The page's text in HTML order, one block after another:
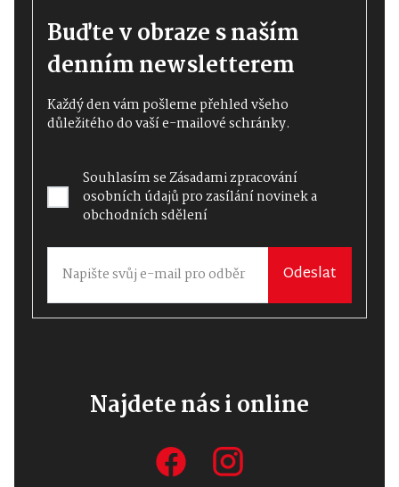
Buďte v obraze s naším
denním newsletterem
Každý den vám pošleme přehled všeho
důležitého do vaší e-mailové schránky.
Souhlasím seZásadami zpracování
osobních údajůpro zasílání novinek a
obchodních sdělení
Odeslat
Najdete nás i online